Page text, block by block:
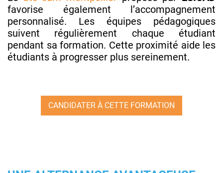
favorise également l’accompagnement
personnalisé. Les équipes pédagogiques
suivent régulièrement chaque étudiant
pendant sa formation. Cette proximité aide les
étudiants à progresser plus sereinement.
CANDIDATER À CETTE FORMATION